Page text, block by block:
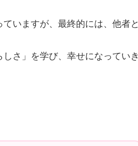
いますが、最終的には、他者と
さ」を学び、幸せになっていき